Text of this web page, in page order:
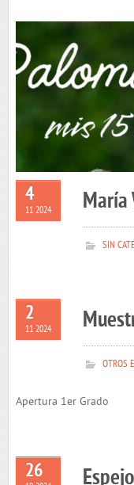
4
11 2024 María
SIN
2
11 2024
OTROS
Apertura 1er Grado
26